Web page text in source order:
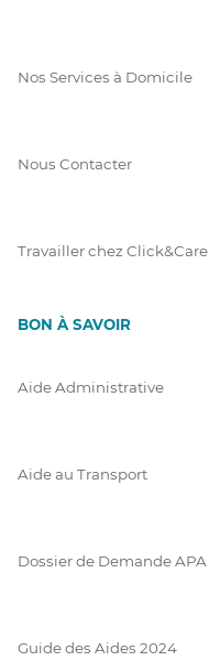
Nos Services à Domicile
Nous Contacter
Travailler chez Click&Care
BON À SAVOIR
Aide Administrative
Aide au Transport
Dossier de Demande APA
Guide des Aides 2024